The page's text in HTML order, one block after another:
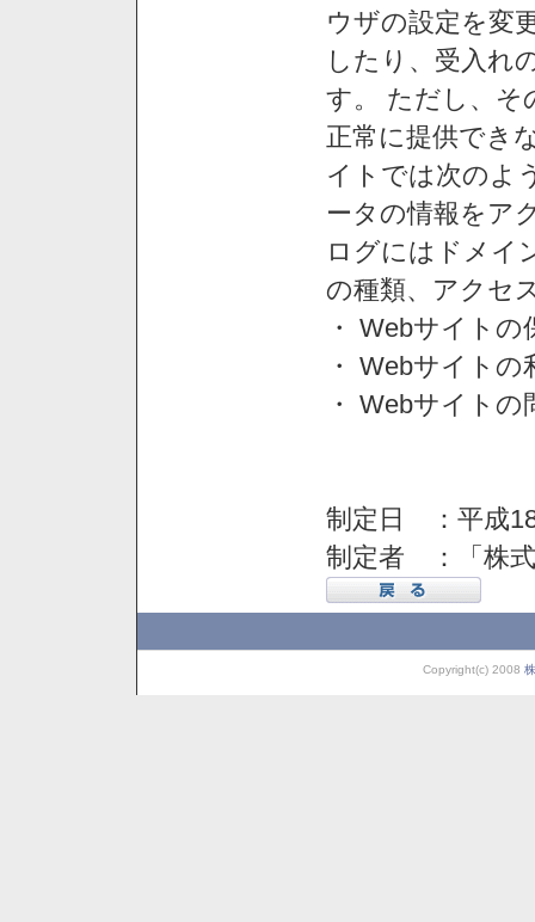
ウザの設定を変
したり、受入れ
す。 ただし、そ
正常に提供でき
イトでは次のよ
ータの情報をア
ログにはドメイ
の種類、アクセ
・ Webサイトの
・ Webサイト
・ Webサイト
制定日 ：平成
制定者 ：「株
Copyright(c) 2008